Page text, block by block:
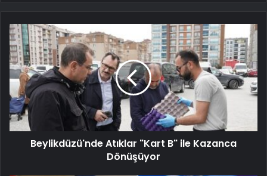
Beylikdüzü'nde Atıklar "Kart B" ile Kazanca
Dönüşüyor